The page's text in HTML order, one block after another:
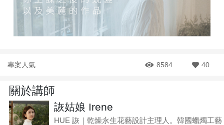
專案人氣 8584 40
關於講師
詼姑娘 Irene
HUE 詼｜乾燥永生花藝設計主理人。韓國蠟燭工藝